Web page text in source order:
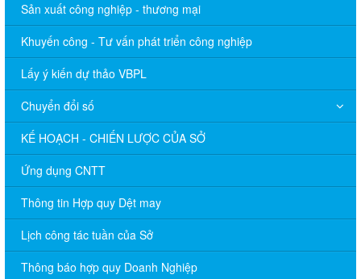
Sản xuất công nghiệp - thương mại
Khuyến công - Tư vấn phát triển công nghiệp
Lấy ý kiến dự thảo VBPL
Chuyển đổi số
KẾ HOẠCH - CHIẾN LƯỢC CỦA SỞ
Ứng dụng CNTT
Thông tin Hợp quy Dệt may
Lịch công tác tuần của Sở
Thông báo hợp quy Doanh Nghiệp